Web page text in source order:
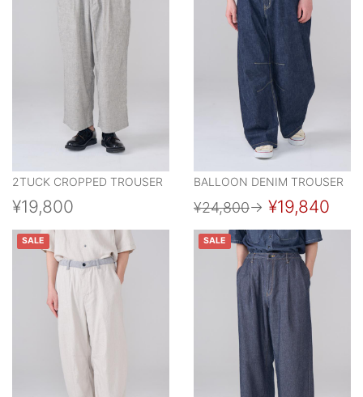
2TUCK CROPPED TROUSER
¥19,800
BALLOON DENIM TROUSER
¥24,800→ ¥19,840
SALE SALE